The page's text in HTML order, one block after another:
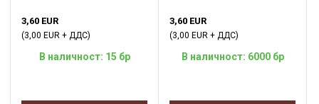
3,60 EUR
(3,00 EUR + ДДС)
В наличност: 15 бр
3,60 EUR
(3,00 EUR + ДДС)
В наличност: 6000 бр